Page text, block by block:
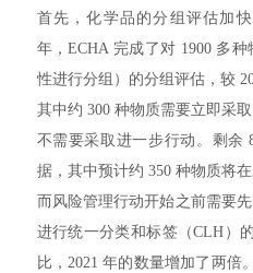
首先，化学品的分组评估加
年，ECHA 完成了对 1900 多
性进行分组）的分组评估，较
其中约 300 种物质需要立即采
不需要采取进一步行动。剩余
据，其中预计约 350 种物质将
而风险管理行动开始之前需要
进行统一分类和标签（CLH）
比，2021 年的数量增加了两倍